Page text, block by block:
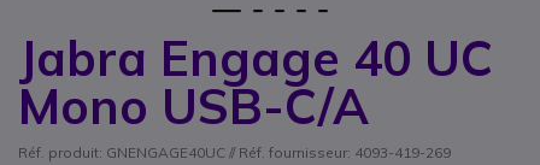
Jabra Engage 40 UC
Mono USB-C/A
Réf. produit: GNENGAGE40UC // Réf. fournisseur: 4093-419-269
Passer au début de la Galerie d’images